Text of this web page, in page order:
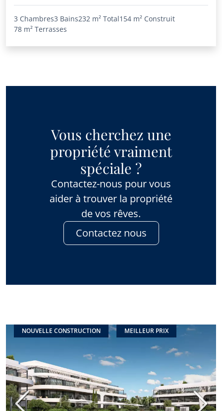
3 Chambres3 Bains232 m² Total154 m² Construit
78 m² Terrasses
Vous cherchez une
propriété vraiment
spéciale ?
Contactez-nous pour vous
aider à trouver la propriété
de vos rêves.
Contactez nous
NOUVELLE CONSTRUCTION MEILLEUR PRIX
Précédent